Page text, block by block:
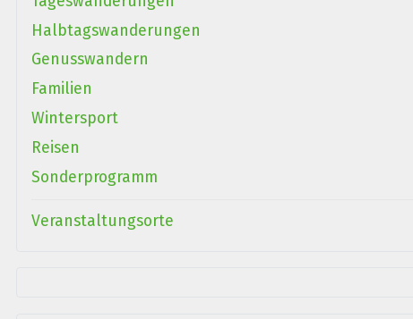
Halbtagswanderungen
Genusswandern
Familien
Wintersport
Reisen
Sonderprogramm
Veranstaltungsorte